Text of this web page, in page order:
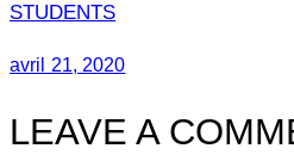
STUDENTS
avril 21, 2020
LEAVE A